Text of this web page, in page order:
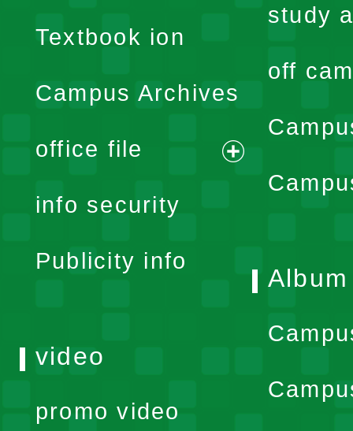
menu
Textbook ion
Campus Archives
office file
expand
info security
Publicity info
study
off
Album
video
promo video